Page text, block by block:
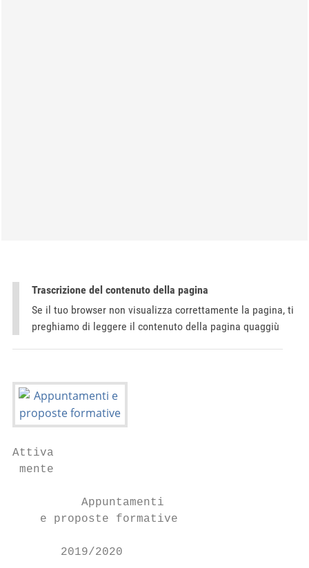
Trascrizione del contenuto della pagina
Se il tuo browser non visualizza correttamente la pagina, ti
preghiamo di leggere il contenuto della pagina quaggiù
Attiva
mente
          Appuntamenti
    e proposte formative
       2019/2020